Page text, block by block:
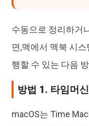
수동으로 정리하거
면,맥에서 맥북 시
행할 수 있는 다음
방법 1. 타임머
macOS는 Time